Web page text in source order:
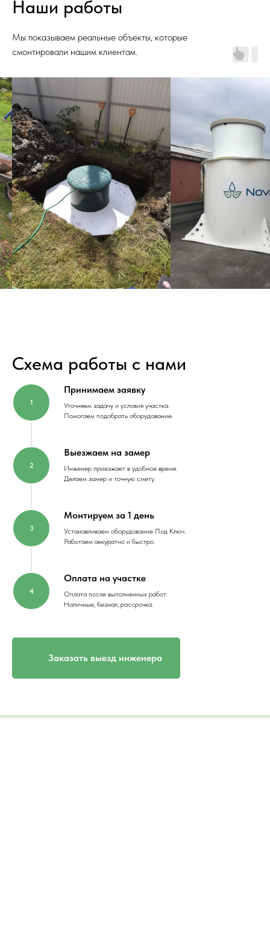
Наши работы
Мы показываем реальные объекты, которые
смонтировали нашим клиентам.
Схема работы с нами
Принимаем заявку
Уточняем задачу и условия участка.
Помогаем подобрать оборудование.
Выезжаем на замер
Инженер приезжает в удобное время.
Делаем замер и точную смету.
Монтируем за 1 день
Устанавливаем оборудование Под Ключ.
Работаем аккуратно и быстро.
Оплата на участке
Оплата после выполненных работ.
Наличные, безнал, рассрочка.
Заказать выезд инженера